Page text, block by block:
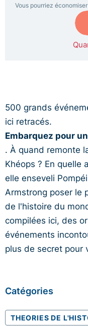
Vous pourriez
500 grands
ici retracés.
Embarquez pour
. À quand remonte
Khéops ? En quelle
elle enseveli
Armstrong poser le
de l'histoire du
compilées ici, des
événements
plus de secret pour
Catégories
THEORIES DE